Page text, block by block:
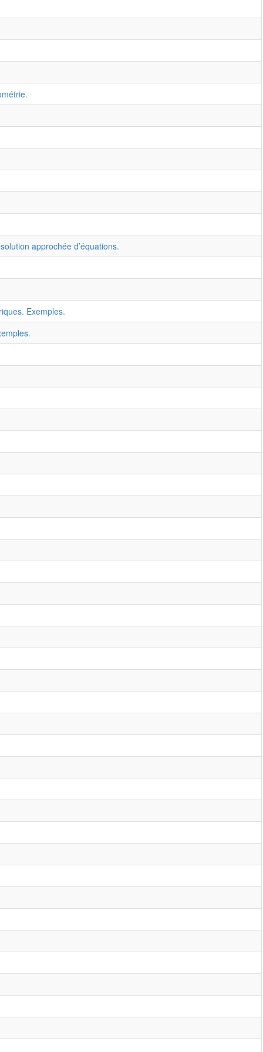
approchée d’équations.
Exemples.